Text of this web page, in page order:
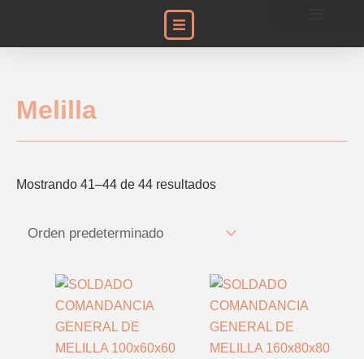
contenido
Melilla
Mostrando 41–44 de 44 resultados